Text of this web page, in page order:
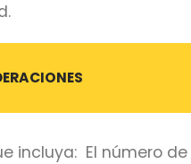
incluya: El número